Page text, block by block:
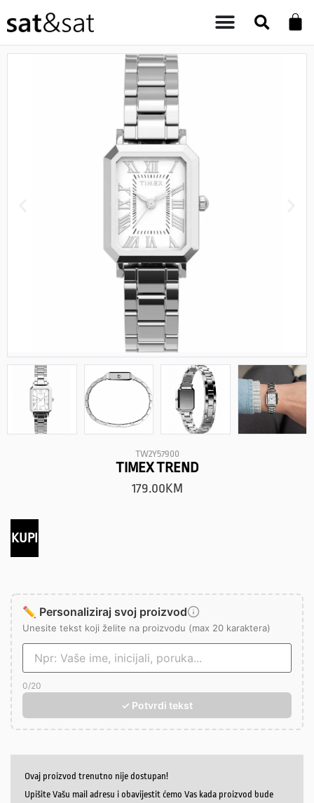
TW2Y57900
TIMEX TREND
179.00KM
KUPI
✏️ Personaliziraj svoj proizvod
Unesite tekst koji želite na proizvodu (max 20 karaktera)
0/20
✓ Potvrdi tekst
Ovaj proizvod trenutno nije dostupan!
Upišite Vašu mail adresu i obavijestit ćemo Vas kada proizvod bude